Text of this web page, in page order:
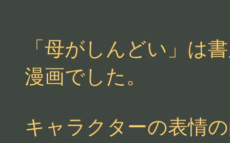
「母がしんどい」は
漫画でした。
キャラクターの表情